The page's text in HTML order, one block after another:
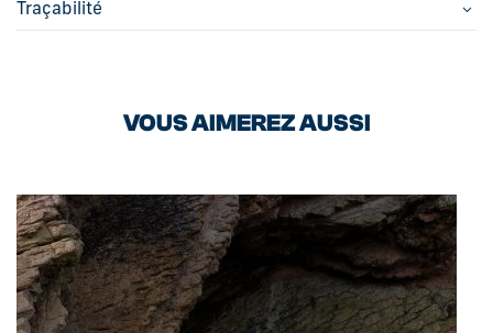
Traçabilité
VOUS AIMEREZ AUSSI